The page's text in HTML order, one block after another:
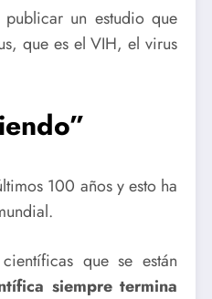
un estudio que
que es el VIH, el virus
100 años y esto ha
que se están
siempre termina